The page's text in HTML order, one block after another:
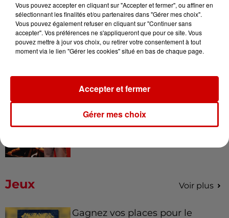
10h31
Corrèze : le Musée Jacques
Chirac cambriolé pour la
Amel Bent en concert gratuit
dans l’Ouest
Jeux Voir plus
Gagnez vos places pour le
Vous pouvez accepter en cliquant sur "Accepter et fermer", ou affiner en
sélectionnant les finalités et/ou partenaires dans "Gérer mes choix".
Vous pouvez également refuser en cliquant sur "Continuer sans
accepter". Vos préférences ne s'appliqueront que pour ce site. Vous
pouvez mettre à jour vos choix, ou retirer votre consentement à tout
moment via le lien "Gérer les cookies" situé en bas de chaque page.
Gérer mes choix
Accepter et fermer